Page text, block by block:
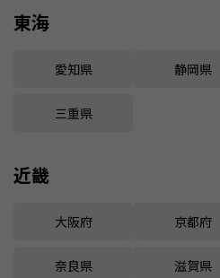
東海
愛知県 静岡県
三重県
近畿
大阪府 京都府
奈良県 滋賀県